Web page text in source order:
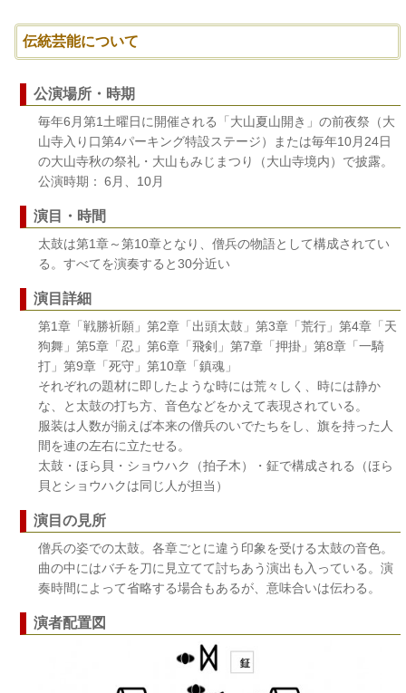
伝統芸能について
公演場所・時期
毎年6月第1土曜日に開催される「大山夏山開き」の前夜祭（大
山寺入り口第4パーキング特設ステージ）または毎年10月24日
の大山寺秋の祭礼・大山もみじまつり（大山寺境内）で披露。
公演時期： 6月、10月
演目・時間
太鼓は第1章～第10章となり、僧兵の物語として構成されてい
る。すべてを演奏すると30分近い
演目詳細
第1章「戦勝祈願」第2章「出頭太鼓」第3章「荒行」第4章「天
狗舞」第5章「忍」第6章「飛剣」第7章「押掛」第8章「一騎
打」第9章「死守」第10章「鎮魂」
それぞれの題材に即したような時には荒々しく、時には静か
な、と太鼓の打ち方、音色などをかえて表現されている。
服装は人数が揃えば本来の僧兵のいでたちをし、旗を持った人
間を連の左右に立たせる。
太鼓・ほら貝・ショウハク（拍子木）・鉦で構成される（ほら
貝とショウハクは同じ人が担当）
演目の見所
僧兵の姿での太鼓。各章ごとに違う印象を受ける太鼓の音色。
曲の中にはバチを刀に見立てて討ちあう演出も入っている。演
奏時間によって省略する場合もあるが、意味合いは伝わる。
演者配置図